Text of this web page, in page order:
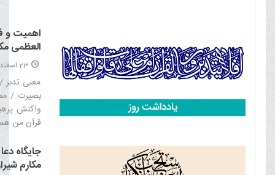
اهمیت و
العظمی
23 اسفند 1404
معنی تدبر
بصیرت /
واکنش
قرآن من
جایگاه
مکارم